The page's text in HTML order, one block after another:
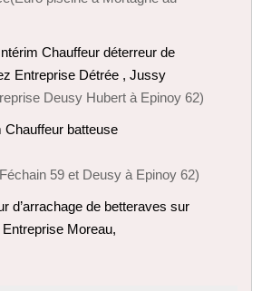
Chauffeur déterreur de
Entreprise Détrée , Jussy
Deusy Hubert à Epinoy 62)
batteuse
59 et Deusy à Epinoy 62)
d’arrachage de betteraves sur
Moreau,